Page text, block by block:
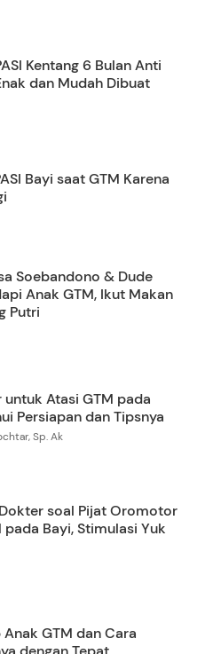
Kentang 6 Bulan Anti
dan Mudah Dibuat
Bayi saat GTM Karena
Soebandono & Dude
Anak GTM, Ikut Makan
Putri
Atasi GTM pada
Persiapan dan Tipsnya
Sp. Ak
soal Pijat Oromotor
pada Bayi, Stimulasi Yuk
GTM dan Cara